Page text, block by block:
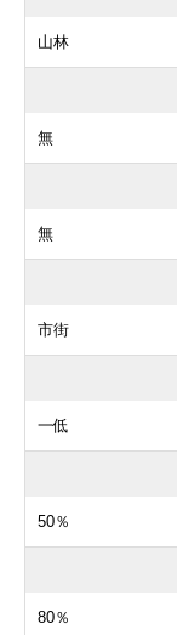
山林
無
無
市街
一低
50％
80％